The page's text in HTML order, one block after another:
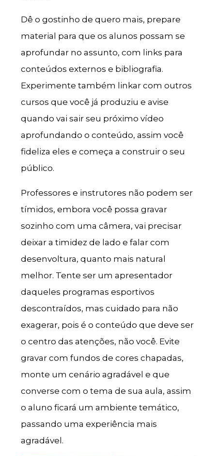
Dê o gostinho de quero mais, prepare
material para que os alunos possam se
aprofundar no assunto, com links para
conteúdos externos e bibliografia.
Experimente também linkar com outros
cursos que você já produziu e avise
quando vai sair seu próximo vídeo
aprofundando o conteúdo, assim você
fideliza eles e começa a construir o seu
público.
Professores e instrutores não podem ser
tímidos, embora você possa gravar
sozinho com uma câmera, vai precisar
deixar a timidez de lado e falar com
desenvoltura, quanto mais natural
melhor. Tente ser um apresentador
daqueles programas esportivos
descontraídos, mas cuidado para não
exagerar, pois é o conteúdo que deve ser
o centro das atenções, não você. Evite
gravar com fundos de cores chapadas,
monte um cenário agradável e que
converse com o tema de sua aula, assim
o aluno ficará um ambiente temático,
passando uma experiência mais
agradável.